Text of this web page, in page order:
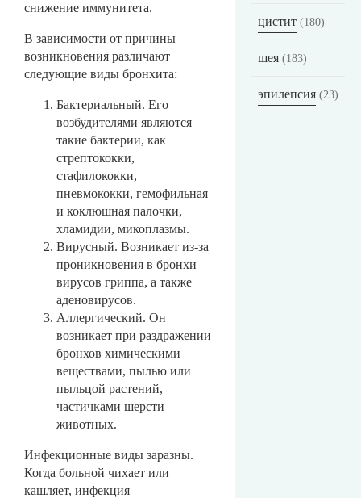
снижение иммунитета.
В зависимости от причины
возникновения различают
следующие виды бронхита:
Бактериальный. Его
возбудителями являются
такие бактерии, как
стрептококки,
стафилококки,
пневмококки, гемофильная
и коклюшная палочки,
хламидии, микоплазмы.
Вирусный. Возникает из-за
проникновения в бронхи
вирусов гриппа, а также
аденовирусов.
Аллергический. Он
возникает при раздражении
бронхов химическими
веществами, пылью или
пыльцой растений,
частичками шерсти
животных.
Инфекционные виды заразны.
Когда больной чихает или
кашляет, инфекция
цистит (180)
шея (183)
эпилепсия (23)